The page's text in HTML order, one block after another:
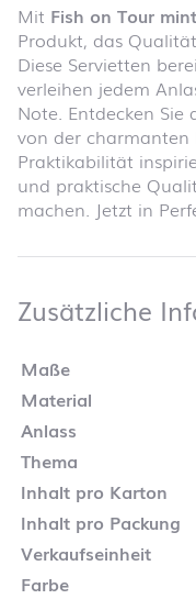
Mit Fish on Tour mint
Produkt, das
Diese Servietten
verleihen jedem
Note. Entdecken Sie
von der
Praktikabilität
und praktische
machen. Jetzt in
Zusätzliche
Maße
Material
Anlass
Thema
Inhalt pro Karton
Inhalt pro Packung
Verkaufseinheit
Farbe